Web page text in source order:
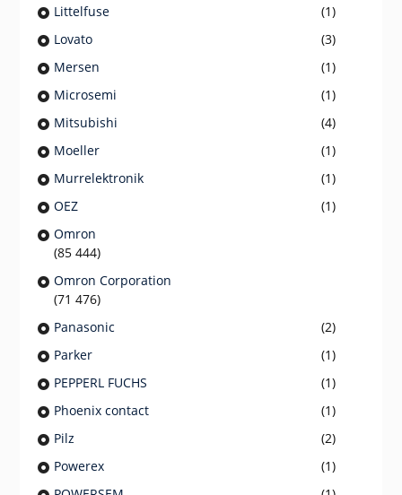
Littelfuse
(1)
Lovato
(3)
Mersen
(1)
Microsemi
(1)
Mitsubishi
(4)
Moeller
(1)
Murrelektronik
(1)
OEZ
(1)
Omron
(85 444)
Omron Corporation
(71 476)
Panasonic
(2)
Parker
(1)
PEPPERL FUCHS
(1)
Phoenix contact
(1)
Pilz
(2)
Powerex
(1)